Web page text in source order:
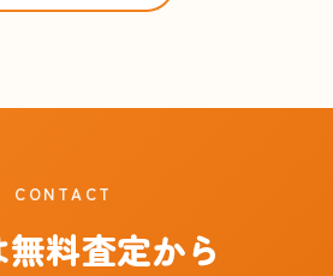
CONTACT
無料査定から